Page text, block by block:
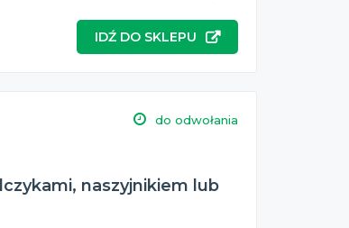
IDŹ DO SKLEPU
do odwołania
naszyjnikiem lub